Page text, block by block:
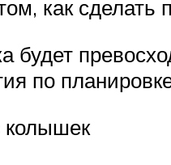
как сделать
будет
по
колышек